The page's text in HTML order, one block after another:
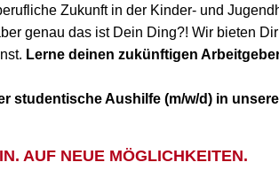
Zukunft in der Kinder- und
genau das ist Dein Ding?! Wir bieten
Lerne deinen zukünftigen
studentische Aushilfe (m/w/d) in
AUF NEUE MÖGLICHKEITEN.